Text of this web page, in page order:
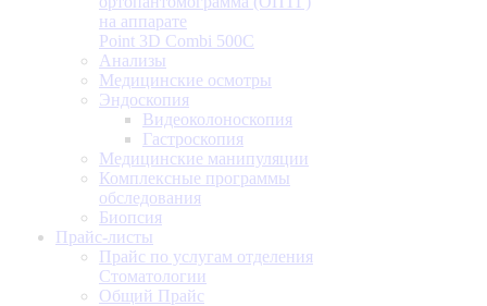
на аппарате
Point 3D Combi 500C
Анализы
Медицинские осмотры
Эндоскопия
Видеоколоноскопия
Гастроскопия
Медицинские манипуляции
Комплексные программы
обследования
Биопсия
Прайс-листы
Прайс по услугам отделения
Стоматологии
Общий Прайс